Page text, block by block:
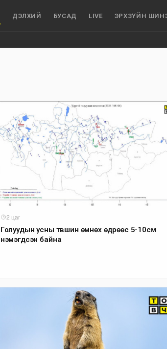
ДЭЛХИЙ БУСАД LIVE ЭРХЗҮЙН
2 цаг
Голуудын усны түвшин өмнөх өдрөөс 5-10см
нэмэгдсэн байна